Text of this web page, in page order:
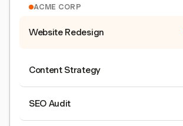
ACME CORP
Website Redesign
Content Strategy
SEO Audit